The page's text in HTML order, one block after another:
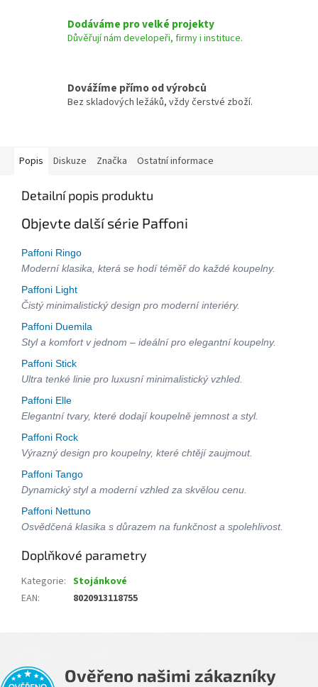
Dodáváme pro velké projekty
Důvěřují nám developeři, firmy i instituce.
Dovážíme přímo od výrobců
Bez skladových ležáků, vždy čerstvé zboží.
Popis Diskuze Značka Ostatní informace
Detailní popis produktu
Objevte další série Paffoni
Paffoni Ringo
Moderní klasika, která se hodí téměř do každé koupelny.
Paffoni Light
Čistý minimalistický design pro moderní interiéry.
Paffoni Duemila
Styl a komfort v jednom – ideální pro elegantní koupelny.
Paffoni Stick
Ultra tenké linie pro luxusní minimalistický vzhled.
Paffoni Elle
Elegantní tvary, které dodají koupelně jemnost a styl.
Paffoni Rock
Výrazný design pro koupelny, které chtějí zaujmout.
Paffoni Tango
Dynamický styl a moderní vzhled za skvělou cenu.
Paffoni Nettuno
Osvědčená klasika s důrazem na funkčnost a spolehlivost.
Doplňkové parametry
Kategorie: Stojánkové
EAN: 8020913118755
Ověřeno našimi zákazníky